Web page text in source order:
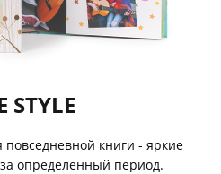
STYLE
книги - яркие
определенный период.